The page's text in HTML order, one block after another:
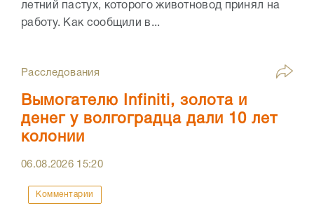
летний пастух, которого животновод принял на
работу. Как сообщили в...
Расследования
Вымогателю Infiniti, золота и
денег у волгоградца дали 10 лет
колонии
06.08.2026 15:20
Комментарии